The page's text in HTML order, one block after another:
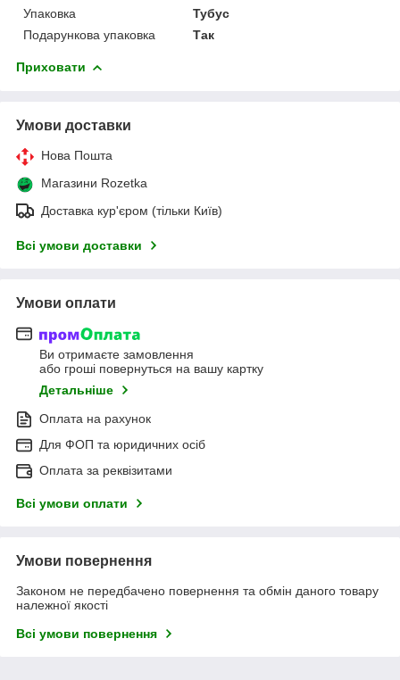
Упаковка
Тубус
Подарункова упаковка
Так
Приховати
Умови доставки
Нова Пошта
Магазини Rozetka
Доставка кур'єром (тільки Київ)
Всі умови доставки
Умови оплати
Ви отримаєте замовлення
або гроші повернуться на вашу картку
Детальніше
Оплата на рахунок
Для ФОП та юридичних осіб
Оплата за реквізитами
Всі умови оплати
Умови повернення
Законом не передбачено повернення та обмін даного товару
належної якості
Всі умови повернення